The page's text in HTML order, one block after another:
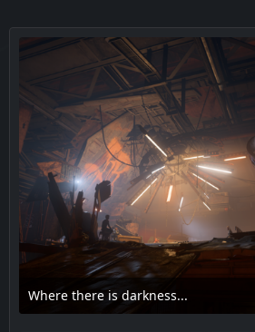
Where there is darkness...
17. Februar 2025 um 14:11